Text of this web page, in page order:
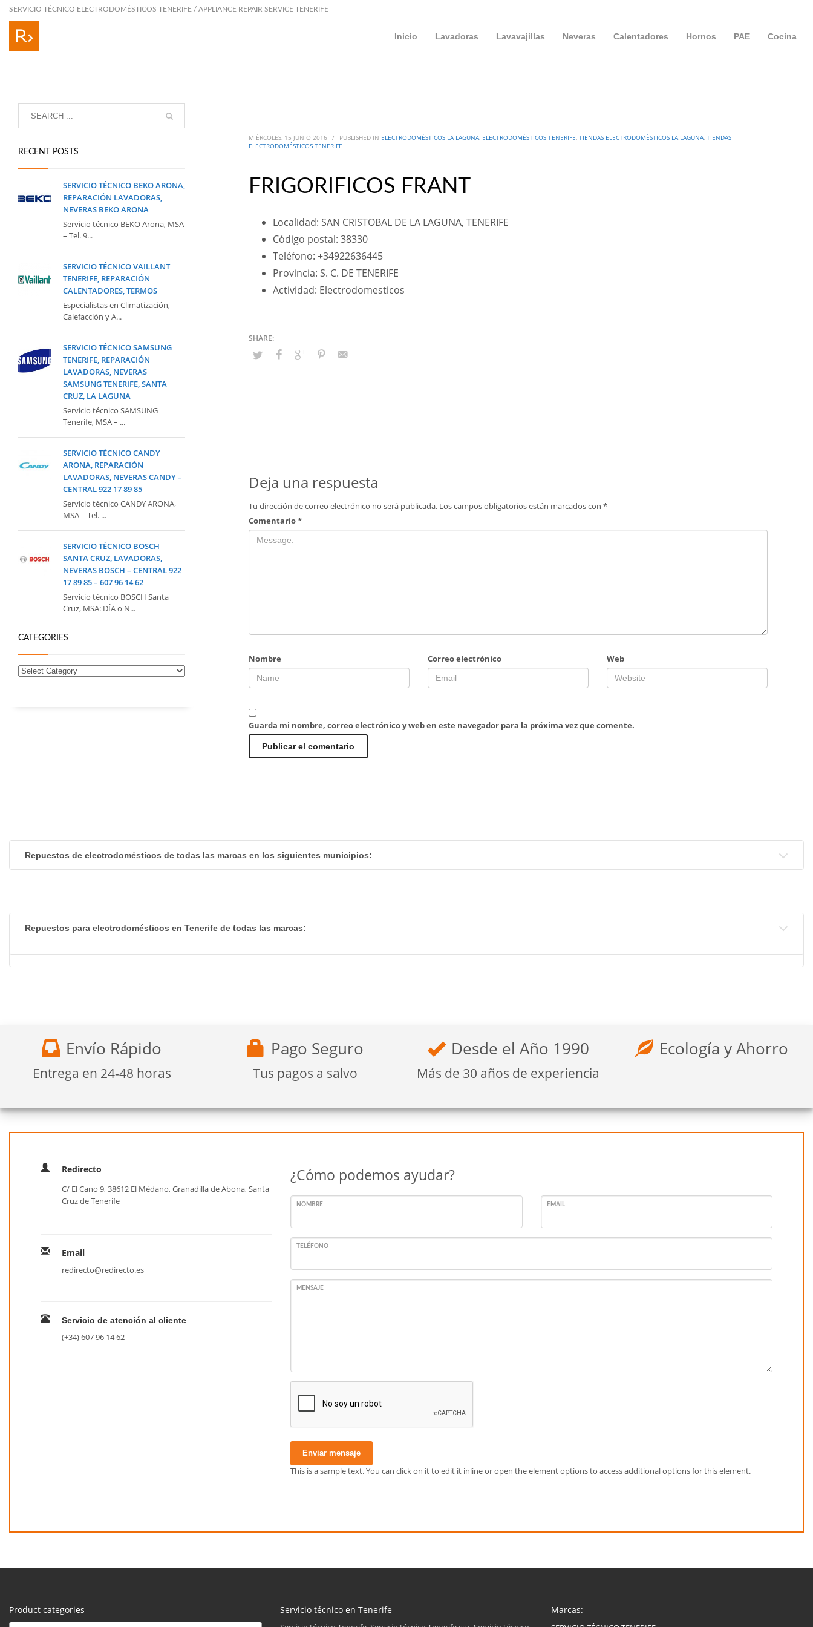
SERVICIO TÉCNICO ELECTRODOMÉSTICOS TENERIFE / APPLIANCE REPAIR SERVICE TENERIFE
Inicio Lavadoras Lavavajillas Neveras Calentadores Hornos PAE Cocina
MIÉRCOLES, 15 JUNIO 2016 / PUBLISHED IN ELECTRODOMÉSTICOS LA LAGUNA, ELECTRODOMÉSTICOS TENERIFE, TIENDAS ELECTRODOMÉSTICOS LA LAGUNA, TIENDAS
ELECTRODOMÉSTICOS TENERIFE
FRIGORIFICOS FRANT
Localidad: SAN CRISTOBAL DE LA LAGUNA, TENERIFE
Código postal: 38330
Teléfono: +34922636445
Provincia: S. C. DE TENERIFE
Actividad: Electrodomesticos
Deja una respuesta
Tu dirección de correo electrónico no será publicada. Los campos obligatorios están marcados con *
Comentario*
Nombre Correo electrónico Web
Guarda mi nombre, correo electrónico y web en este navegador para la próxima vez que comente.
RECENT POSTS
SERVICIO TÉCNICO BEKO ARONA,
REPARACIÓN LAVADORAS,
NEVERAS BEKO ARONA
Servicio técnico BEKO Arona, MSA
– Tel. 9...
SERVICIO TÉCNICO VAILLANT
TENERIFE, REPARACIÓN
CALENTADORES, TERMOS
Especialistas en Climatización,
Calefacción y A...
SERVICIO TÉCNICO SAMSUNG
TENERIFE, REPARACIÓN
LAVADORAS, NEVERAS
SAMSUNG TENERIFE, SANTA
CRUZ, LA LAGUNA
Servicio técnico SAMSUNG
Tenerife, MSA – ...
SERVICIO TÉCNICO CANDY
ARONA, REPARACIÓN
LAVADORAS, NEVERAS CANDY –
CENTRAL 922 17 89 85
Servicio técnico CANDY ARONA,
MSA – Tel. ...
SERVICIO TÉCNICO BOSCH
SANTA CRUZ, LAVADORAS,
NEVERAS BOSCH – CENTRAL 922
17 89 85 – 607 96 14 62
Servicio técnico BOSCH Santa
Cruz, MSA: DÍA o N...
CATEGORIES
Repuestos de electrodomésticos de todas las marcas en los siguientes municipios:
Repuestos para electrodomésticos en Tenerife de todas las marcas:
Envío Rápido
Entrega en 24-48 horas
Pago Seguro
Tus pagos a salvo
Desde el Año 1990
Más de 30 años de experiencia
Ecología y Ahorro
Redirecto
C/ El Cano 9, 38612 El Médano, Granadilla de Abona, Santa
Cruz de Tenerife
Email
redirecto@redirecto.es
Servicio de atención al cliente
(+34) 607 96 14 62
¿Cómo podemos ayudar?
NOMBRE EMAIL
TELÉFONO
MENSAJE
Enviar mensaje
This is a sample text. You can click on it to edit it inline or open the element options to access additional options for this element.
Product categories Servicio técnico en Tenerife Marcas: